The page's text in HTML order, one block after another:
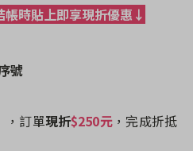
時貼上即享現折優惠↓
號
，訂單現折$250元，完成折抵